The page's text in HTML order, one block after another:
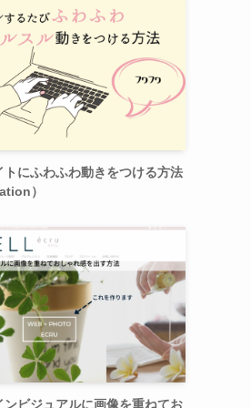
トにふわふわ動きをつける方法
）
ンビジュアルに画像を重ねてお